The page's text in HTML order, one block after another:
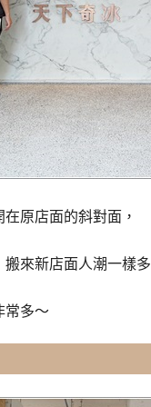
原店面的斜對面，
來新店面人潮一樣
常多～